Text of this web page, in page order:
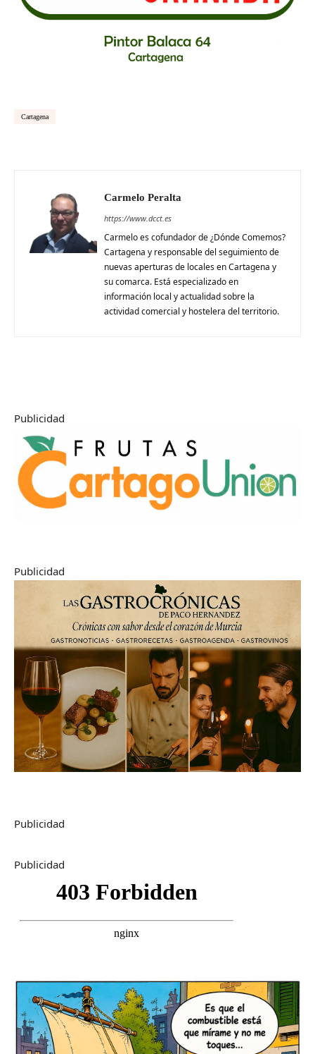
Cartagena
Carmelo Peralta
https://www.dcct.es
Carmelo es cofundador de ¿Dónde Comemos?
Cartagena y responsable del seguimiento de
nuevas aperturas de locales en Cartagena y
su comarca. Está especializado en
información local y actualidad sobre la
actividad comercial y hostelera del territorio.
Publicidad
Publicidad
Publicidad
Publicidad